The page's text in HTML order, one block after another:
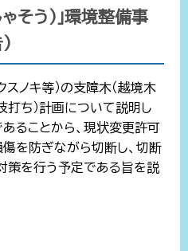
ゃそう）」環境整備事
スノキ等）の支障木（越境木
枝打ち）計画について説明し
ることから、現状変更許可
を防ぎながら切断し、切断
策を行う予定である旨を説